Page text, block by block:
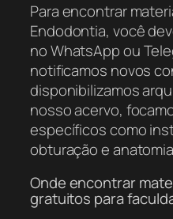
Para encontrar
Endodontia, você
no WhatsApp ou
notificamos novos
disponibilizamos
nosso acervo,
específicos como
obturação e
Onde encontrar
gratuitos para